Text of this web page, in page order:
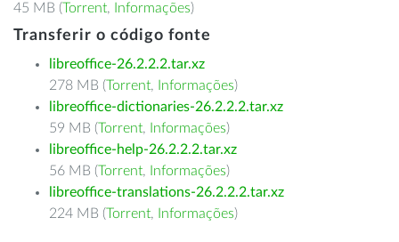
45 MB (Torrent, Informações)
Transferir o código fonte
libreoffice-26.2.2.2.tar.xz
278 MB (Torrent, Informações)
libreoffice-dictionaries-26.2.2.2.tar.xz
59 MB (Torrent, Informações)
libreoffice-help-26.2.2.2.tar.xz
56 MB (Torrent, Informações)
libreoffice-translations-26.2.2.2.tar.xz
224 MB (Torrent, Informações)